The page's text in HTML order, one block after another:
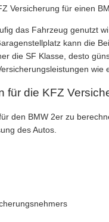
Versicherung für einen
das Fahrzeug genutzt
kann die
die SF Klasse, desto
für die KFZ
den BMW 2er zu
des Autos.